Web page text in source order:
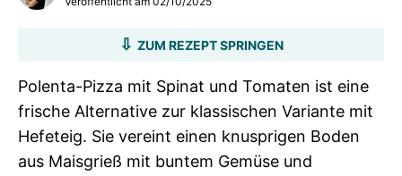
ZUM REZEPT SPRINGEN
Polenta-Pizza mit Spinat und Tomaten ist eine
frische Alternative zur klassischen Variante mit
Hefeteig. Sie vereint einen knusprigen Boden
aus Maisgrieß mit buntem Gemüse und